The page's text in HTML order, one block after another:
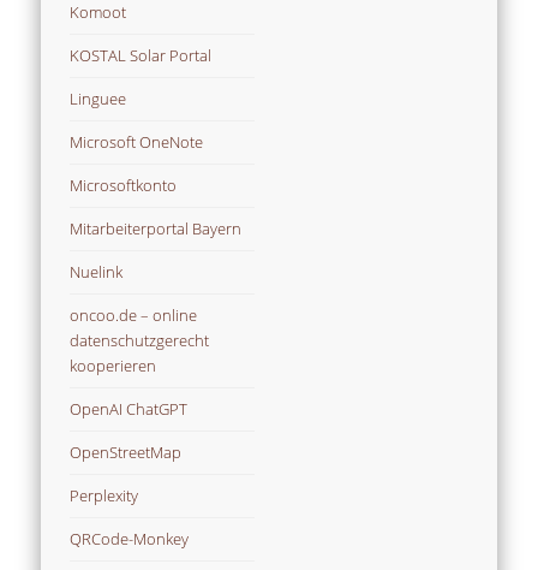
Komoot
KOSTAL Solar Portal
Linguee
Microsoft OneNote
Microsoftkonto
Mitarbeiterportal Bayern
Nuelink
oncoo.de – online
datenschutzgerecht
kooperieren
OpenAI ChatGPT
OpenStreetMap
Perplexity
QRCode-Monkey